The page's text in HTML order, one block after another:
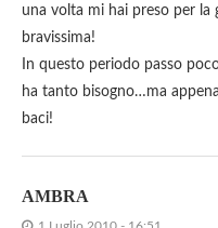
una volta mi hai preso per la
bravissima!
In questo periodo passo
ha tanto bisogno…ma
baci!
AMBRA